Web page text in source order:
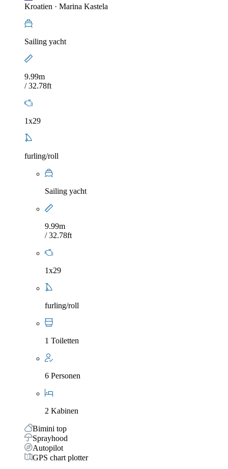
Kroatien · Marina Kastela
Sailing yacht
9.99m
/ 32.78ft
1x29
furling/roll
Sailing yacht
9.99m
/ 32.78ft
1x29
furling/roll
1 Toiletten
6 Personen
2 Kabinen
Bimini top
Sprayhood
Autopilot
GPS chart plotter